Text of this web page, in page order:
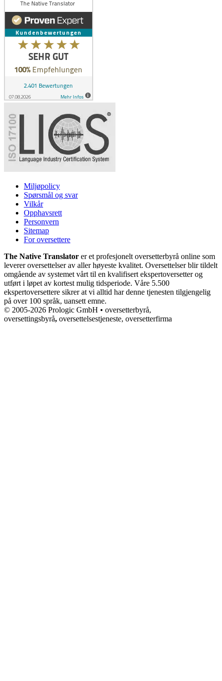
Miljøpolicy
Spørsmål og svar
Vilkår
Opphavsrett
Personvern
Sitemap
For oversettere
The Native Translator er et profesjonelt oversetterbyrå online som
leverer oversettelser av aller høyeste kvalitet. Oversettelser blir tildelt
omgående av systemet vårt til en kvalifisert ekspertoversetter og
utført i løpet av kortest mulig tidsperiode. Våre 5.500
ekspertoversettere sikrer at vi alltid har denne tjenesten tilgjengelig
på over 100 språk, uansett emne.
© 2005-2026 Prologic GmbH • oversetterbyrå,
oversettingsbyrå, oversettelsestjeneste, oversetterfirma